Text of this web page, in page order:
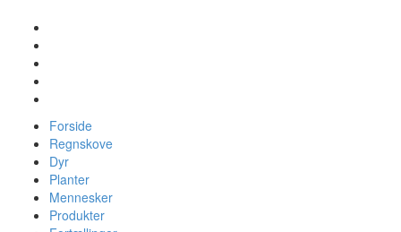
Forside
Regnskove
Dyr
Planter
Mennesker
Produkter